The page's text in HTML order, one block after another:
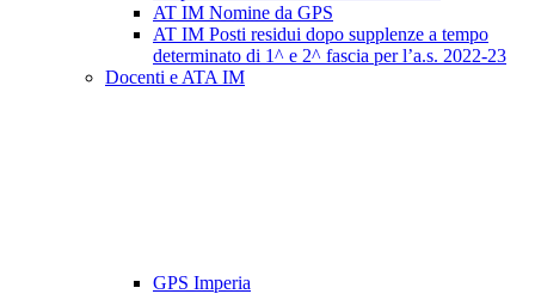
AT IM Nomine da GPS
AT IM Posti residui dopo supplenze a tempo
determinato di 1^ e 2^ fascia per l’a.s. 2022-23
Docenti e ATA IM
GPS Imperia